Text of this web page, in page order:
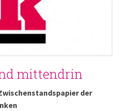
mittendrin
der